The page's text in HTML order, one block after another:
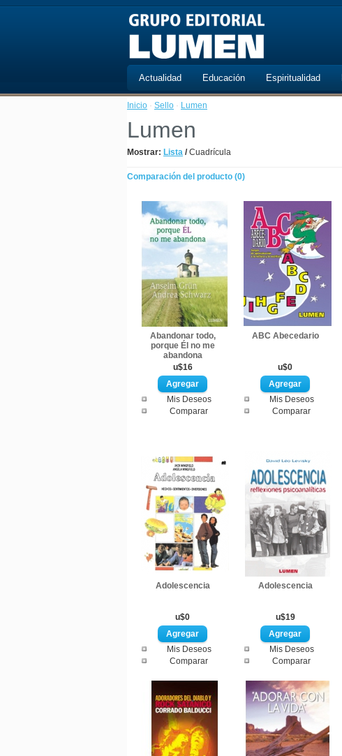
Actualidad Educación Espiritualidad
Inicio · Sello · Lumen
Lumen
Mostrar: Lista /Cuadrícula
Comparación del producto (0)
Abandonar todo,
porque Él no me
abandona
u$16
Mis Deseos
Comparar
ABC Abecedario
u$0
Mis Deseos
Comparar
Adolescencia
u$0
Mis Deseos
Comparar
Adolescencia
u$19
Mis Deseos
Comparar